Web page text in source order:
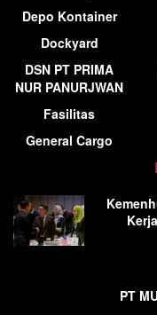
Depo Kontainer
Dockyard
DSN PT PRIMA
NUR PANURJWAN
Fasilitas
General Cargo
PT